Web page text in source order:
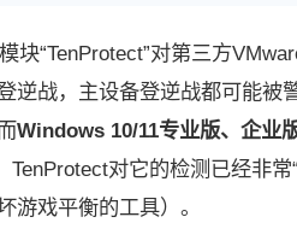
“TenProtect”对第三方
逆战，主设备登逆战都可能
Windows 10/11专业版、企业
对它的检测已经非常
游戏平衡的工具）。